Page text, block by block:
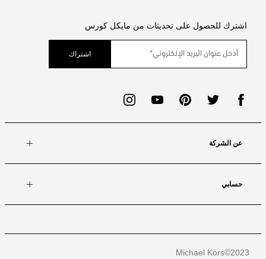
اشترك للحصول على تحديثات من مايكل كورس
اشتراك
عن الشركة
حسابي
Michael Kors